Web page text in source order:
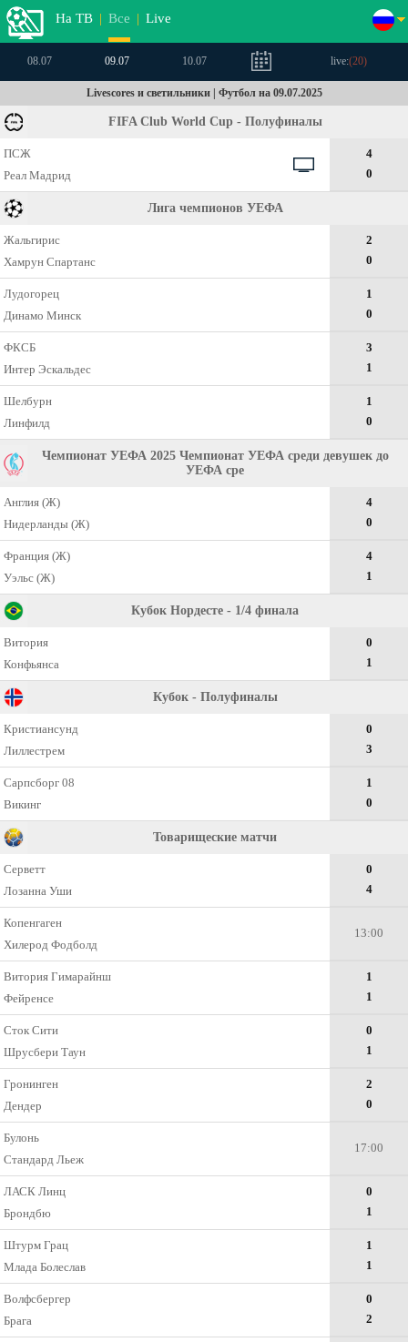
На ТВ | Все | Live
08.07 09.07 10.07 live:(20)
Livescores и светильники | Футбол на 09.07.2025
FIFA Club World Cup - Полуфиналы
ПСЖ
Реал Мадрид
4
0
Лига чемпионов УЕФА
Жальгирис
Хамрун Спартанс
2
0
Лудогорец
Динамо Минск
1
0
ФКСБ
Интер Эскальдес
3
1
Шелбурн
Линфилд
1
0
Чемпионат УЕФА 2025 Чемпионат УЕФА среди девушек до
УЕФА сре
Англия (Ж)
Нидерланды (Ж)
4
0
Франция (Ж)
Уэльс (Ж)
4
1
Кубок Нордесте - 1/4 финала
Витория
Конфьянса
0
1
Кубок - Полуфиналы
Кристиансунд
Лиллестрем
0
3
Сарпсборг 08
Викинг
1
0
Товарищеские матчи
Серветт
Лозанна Уши
0
4
Копенгаген
Хилерод Фодболд
13:00
Витория Гимарайнш
Фейренсе
1
1
Сток Сити
Шрусбери Таун
0
1
Гронинген
Дендер
2
0
Булонь
Стандард Льеж
17:00
ЛАСК Линц
Брондбю
0
1
Штурм Грац
Млада Болеслав
1
1
Волфсбергер
Брага
0
2